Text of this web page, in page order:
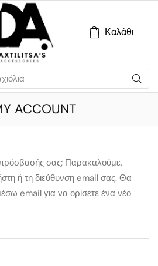
Καλάθι
ACCOUNT
σας; Παρακαλούμε,
ή τη διεύθυνση email σας. Θα
email για να ορίσετε ένα νέο